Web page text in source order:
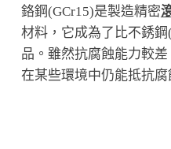
鉻鋼(GCr15)是製造精密
材料，它成為了比不銹
品。雖然抗腐蝕能力較差
在某些環境中仍能抵抗腐